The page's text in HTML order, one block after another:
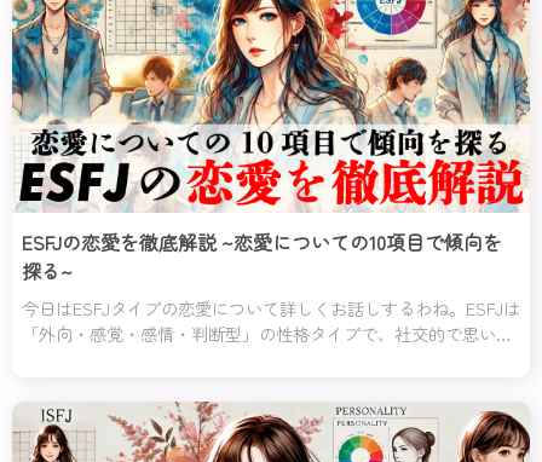
ESFJの恋愛を徹底解説 ~恋愛についての10項目で傾向を
探る~
今日はESFJタイプの恋愛について詳しくお話しするわね。ESFJは
「外向・感覚・感情・判断型」の性格タイプで、社交的で思いや